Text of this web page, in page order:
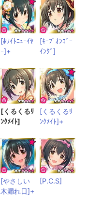
[ﾎﾜｲﾄﾆｭｰｲﾔ
ｰ]+
[ｷｰﾌﾟｵﾝｺﾞｰ
ｲﾝｸﾞ]
[くるくるﾘ
ﾝｸﾒｲﾄ]
[くるくるﾘ
ﾝｸﾒｲﾄ]+
[やさしい
木漏れ日]+
[P.C.S]